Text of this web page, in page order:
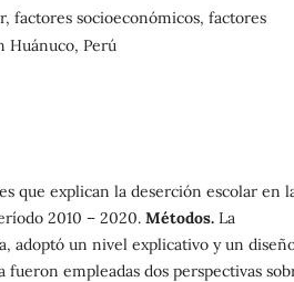
factores socioeconómicos, factores
Huánuco, Perú
que explican la deserción escolar en
2010 – 2020. Métodos. La
adoptó un nivel explicativo y un
empleadas dos perspectivas